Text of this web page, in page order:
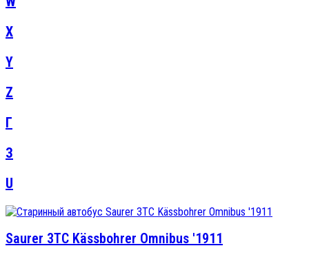
X
Y
Z
Г
З
U
Saurer 3TC Kässbohrer Omnibus '1911